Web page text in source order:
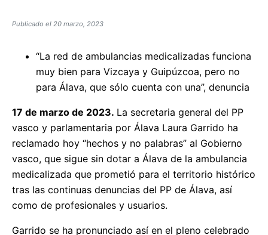
Publicado el 20 marzo, 2023
“La red de ambulancias medicalizadas funciona
muy bien para Vizcaya y Guipúzcoa, pero no
para Álava, que sólo cuenta con una”, denuncia
17 de marzo de 2023. La secretaria general del PP
vasco y parlamentaria por Álava Laura Garrido ha
reclamado hoy “hechos y no palabras” al Gobierno
vasco, que sigue sin dotar a Álava de la ambulancia
medicalizada que prometió para el territorio histórico
tras las continuas denuncias del PP de Álava, así
como de profesionales y usuarios.
Garrido se ha pronunciado así en el pleno celebrado